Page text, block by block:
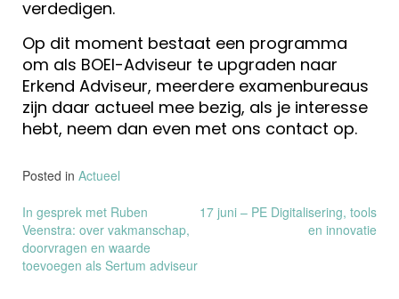
verdedigen.
Op dit moment bestaat een programma
om als BOEI-Adviseur te upgraden naar
Erkend Adviseur, meerdere examenbureaus
zijn daar actueel mee bezig, als je interesse
hebt, neem dan even met ons contact op.
Posted in Actueel
Bericht
navigatie
In gesprek met Ruben
Veenstra: over vakmanschap,
doorvragen en waarde
toevoegen als Sertum adviseur
17 juni – PE Digitalisering, tools
en innovatie